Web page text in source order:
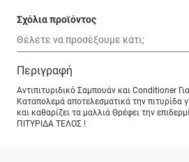
Σχόλια προϊόντος
Περιγραφή
Αντιπιτυριδικό Σαμπουάν και Conditioner
Kαταπολεμά αποτελεσματικά την πιτυρίδα
και καθαρίζει τα μαλλιά Θρέφει την
ΠΙΤΥΡΙΔΑ ΤΕΛΟΣ !